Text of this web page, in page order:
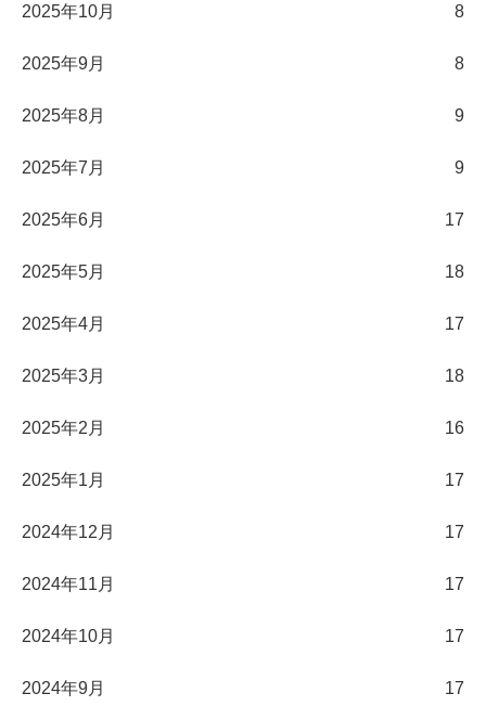
2025年10月 8
2025年9月 8
2025年8月 9
2025年7月 9
2025年6月 17
2025年5月 18
2025年4月 17
2025年3月 18
2025年2月 16
2025年1月 17
2024年12月 17
2024年11月 17
2024年10月 17
2024年9月 17